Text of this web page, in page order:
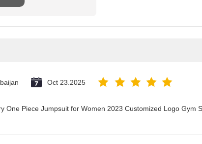
Oct 23.2025
One Piece Jumpsuit for Women 2023 Customized Logo Gym